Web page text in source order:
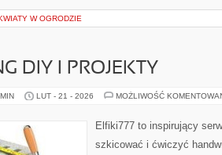
W OGRODZIE
DIY I PROJEKTY
LUT - 21 - 2026 MOŻLIWOŚĆ
Elfiki777 to inspirujący
szkicować i ćwiczyć